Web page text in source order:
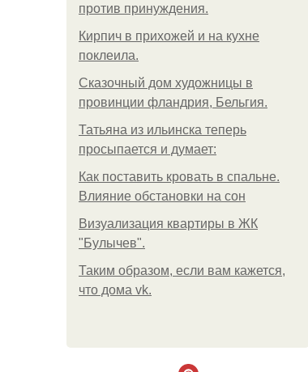
против принуждения.
Кирпич в прихожей и на кухне
поклеила.
Сказочный дом художницы в
провинции фландрия, Бельгия.
Татьяна из ильинска теперь
просыпается и думает:
Как поставить кровать в спальне.
Влияние обстановки на сон
Визуализация квартиры в ЖК
"Булычев".
Таким образом, если вам кажется,
что дома vk.